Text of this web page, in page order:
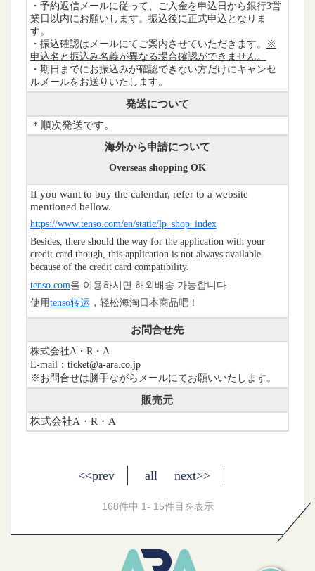
・予約返信メールに従って、ご入金を申込日から銀行3営
業日以内にお願いします。振込後に正式申込となりま
す。
・振込確認はメールにてご案内させていただきます。
※
申込名と振込み名義が異なる場合確認ができません。
・期日までにお振込みが確認できない方だけにキャンセ
ルメールをお送りいたします。
発送について
＊順次発送です。
海外から申請について
Overseas shopping OK
If you want to buy the calendar, refer to a website
mentioned bellow.
https://www.tenso.com/en/static/lp_shop_index
Besides, there should the way for the application with your
credit card though, this application is not always available
because of the credit card compatibility.
tenso.com을 이용하시면 해외배송 가능합니다
使用tenso转运 ，轻松海淘日本商品吧！
お問合せ先
株式会社A・R・A
E-mail： ticket@a-ara.co.jp
※お問合せは勝手ながらメールにてお願いいたします。
販売元
株式会社A・R・A
<<prev all next>>
168件中 1- 15件目を表示